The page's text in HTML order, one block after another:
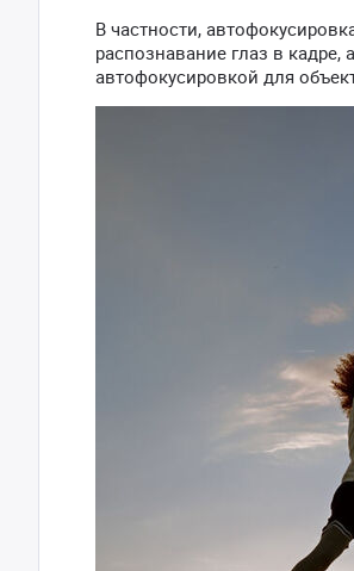
В частности,
распознавание глаз в
автофокусировкой для